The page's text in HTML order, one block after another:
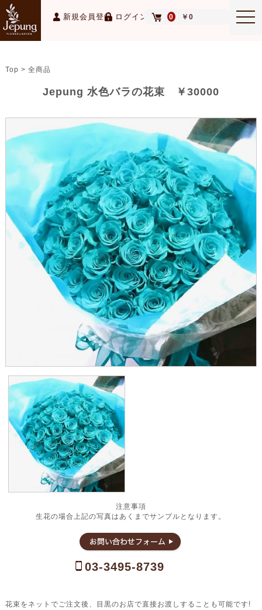
0 ￥0
新規会員登録 ログイン
Top > 全商品
Jepung 水色バラの花束 ￥30000
注意事項
生花の場合上記の写真はあくまでサンプルとなります。
03-3495-8739
花束をネットでご注文後、目黒のお店で直接お渡しすることも可能です!